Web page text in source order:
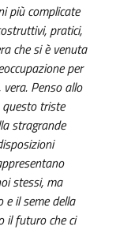
più complicate
pratici,
che si è venuta
per
Penso allo
triste
stragrande
stessi, ma
e il seme della
il futuro che ci